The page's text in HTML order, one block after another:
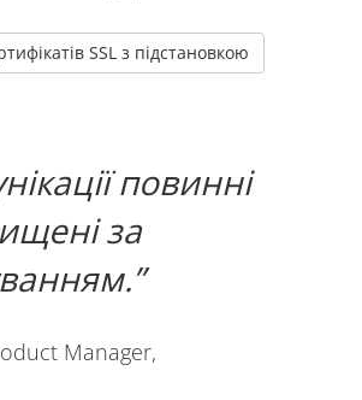
SSL з підстановкою
повинні
за
Manager,